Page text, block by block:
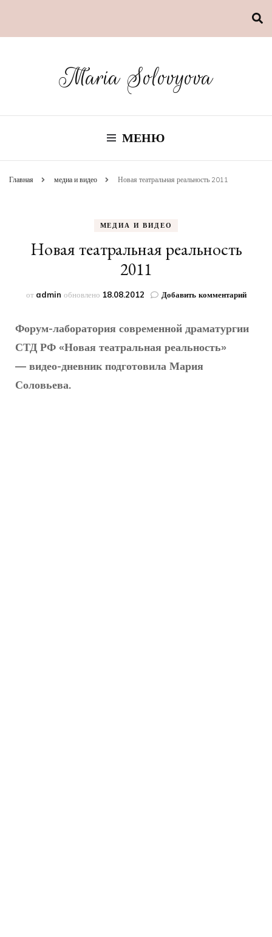
Maria Solovyova
МЕНЮ
Главная медиа и видео Новая театральная реальность 2011
МЕДИА И ВИДЕО
Новая театральная реальность
2011
от admin обновлено 18.08.2012 Добавить комментарийк
Форум-лаборатория современной драматургии
СТД РФ «Новая театральная реальность»
— видео-дневник подготовила Мария
Соловьева.